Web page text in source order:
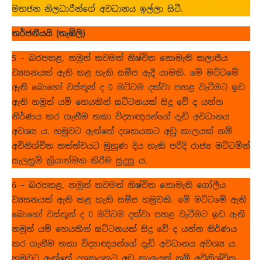
මහජන නිලධාරීන්ගේ අවධානය ඉල්ලා සිටී.
තර්ජනීයයි (තැඹිලි)
5 – බරපතළ, නමුත් තවමත් නිෂ්චිත නොමැති කලාපීය
ව්‍යසනයක් ඇති කළ හැකි සමීප ඇදී යාමකි. මේ මට්ටමේ
ඇති බොහෝ වස්තූන් ද 0 මට්ටම දක්වා පහළ වැටීමට ඉඩ
ඇති නමුත් යම් හෙයකින් ඝට්ටනයක් සිදු වේ ද යන්න
නිර්ණය කර ගැනීම තකා විද්‍යාඥයන්ගේ දැඩි අවධානය
අවශ්‍ය ය. හමුවට ඇත්තේ දශකයකට අඩු කාලයක් නම්
අවිනිශ්චිත තත්ත්වයට මුහුණ දිය හැකි පරිදි රාජ්‍ය මට්ටමින්
සැලසුම් ක්‍රියාත්මක කිරීම සුදුසු ය.
6 – බරපතළ, නමුත් තවමත් නිෂ්චිත නොමැති ගෝලීය
ව්‍යසනයක් ඇති කළ හැකි සමීප හමුවකි. මේ මට්ටමේ ඇති
බොහෝ වස්තූන් ද 0 මට්ටම දක්වා පහළ වැටීමට ඉඩ ඇති
නමුත් යම් හෙයකින් ඝට්ටනයක් සිදු වේ ද යන්න නිර්ණය
කර ගැනීම තකා විද්‍යාඥයන්ගේ දැඩි අවධානය අවශ්‍ය ය.